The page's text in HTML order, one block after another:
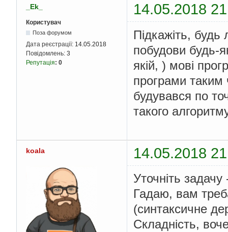
_Ek_ 14.05.2018
Користувач
Поза форумом
Дата реєстрації: 14.05.2018
Повідомлень: 3
Репутація: 0
Підкажіть,
побудови будь-
якій, ) мові
програми таким
будувався по
такого
koala 14.05.2018
Уточніть
Гадаю, вам
(синтаксичне
Складність,